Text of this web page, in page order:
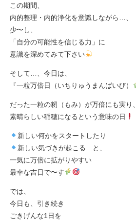
この期間、
内的整理・内的浄化を意識しながら…、
少〜し、
「自分の可能性を信じる力」に
意識を深めてみて下さい
そして…、今日は、
『一粒万倍日（いちりゅうまんばいび）
だった一粒の籾（もみ）が万倍にも実り、
素晴らしい稲穂になるという意味の日
新しい何かをスタートしたり
新しい気づきが起こる…と、
一気に万倍に拡がりやすい
最幸な吉日で〜す
では、
今日も、引き続き
ごきげんな1日を